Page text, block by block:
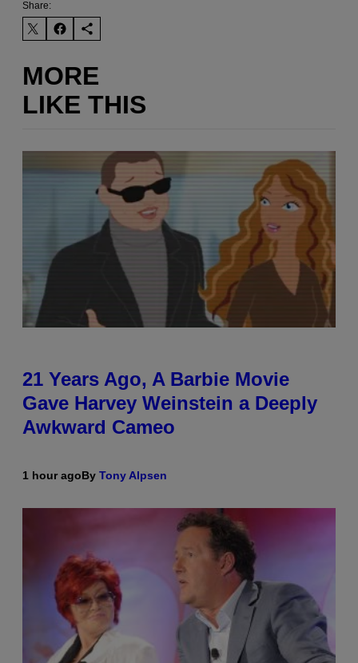
Share:
MORE
LIKE THIS
21 Years Ago, A Barbie Movie
Gave Harvey Weinstein a Deeply
Awkward Cameo
1 hour agoBy Tony Alpsen